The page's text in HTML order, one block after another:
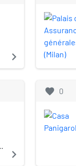
navigate_next
navigate_next
favorite 0